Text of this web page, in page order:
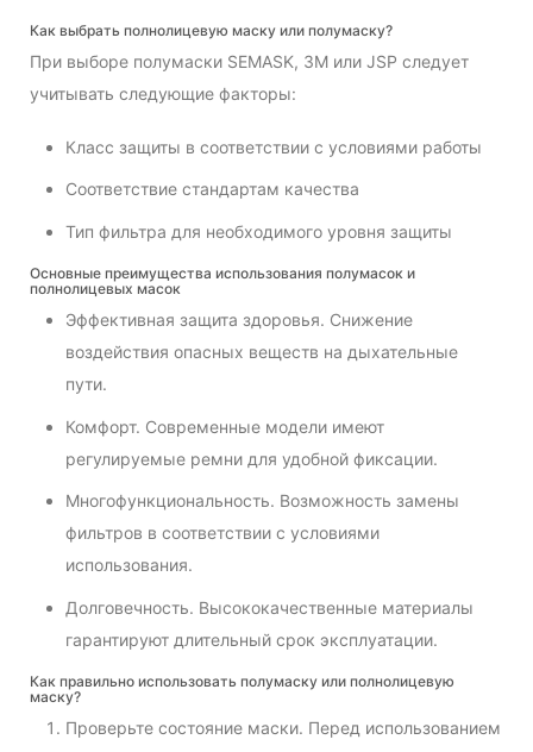
Как выбрать полнолицевую маску или полумаску?
При выборе полумаски SEMASK, 3M или JSP следует
учитывать следующие факторы:
Класс защиты в соответствии с условиями работы
Соответствие стандартам качества
Тип фильтра для необходимого уровня защиты
Основные преимущества использования полумасок и
полнолицевых масок
Эффективная защита здоровья. Снижение
воздействия опасных веществ на дыхательные
пути.
Комфорт. Современные модели имеют
регулируемые ремни для удобной фиксации.
Многофункциональность. Возможность замены
фильтров в соответствии с условиями
использования.
Долговечность. Высококачественные материалы
гарантируют длительный срок эксплуатации.
Как правильно использовать полумаску или полнолицевую
маску?
Проверьте состояние маски. Перед использованием